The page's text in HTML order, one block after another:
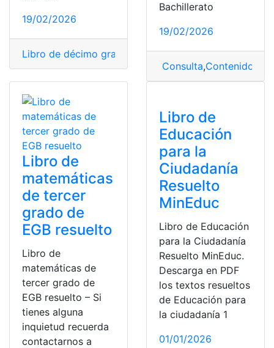
19/02/2026
Libro de décimo grado Libro de estudios sociales,
Bachillerato
19/02/2026
Consulta,Contenido
Libro de
matemáticas
de tercer
grado de
EGB resuelto
Libro de
matemáticas de
tercer grado de
EGB resuelto – Si
tienes alguna
inquietud recuerda
contactarnos a
Libro de
Educación
para la
Ciudadanía
Resuelto
MinEduc
Libro de Educación
para la Ciudadanía
Resuelto MinEduc.
Descarga en PDF
los textos resueltos
de Educación para
la ciudadanía 1
01/01/2026